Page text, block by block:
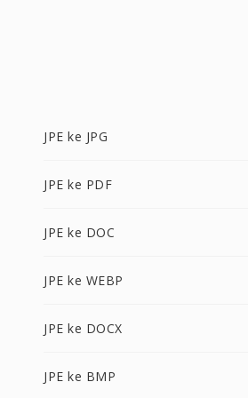
JPE ke JPG
JPE ke PDF
JPE ke DOC
JPE ke WEBP
JPE ke DOCX
JPE ke BMP